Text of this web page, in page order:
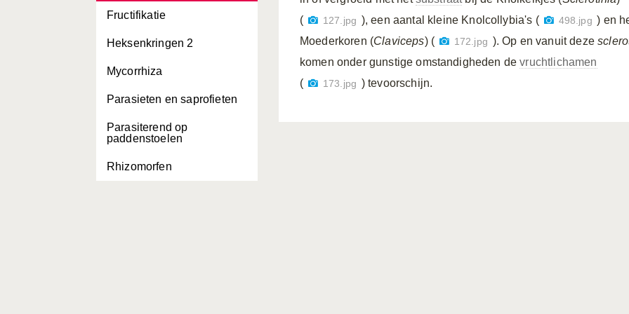
Fructifikatie
Heksenkringen 2
Mycorrhiza
Parasieten en saprofieten
Parasiterend op
paddenstoelen
Rhizomorfen
(
127.jpg ), een aantal kleine Knolcollybia's ( 498.jpg ) en
Moederkoren (Claviceps) ( 172.jpg ). Op en vanuit deze
komen onder gunstige omstandigheden devruchtlichamen
(
173.jpg ) tevoorschijn.